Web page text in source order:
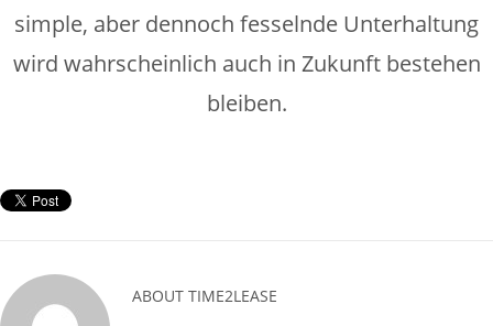
simple, aber dennoch fesselnde Unterhaltung
wird wahrscheinlich auch in Zukunft bestehen
bleiben.
ABOUT TIME2LEASE